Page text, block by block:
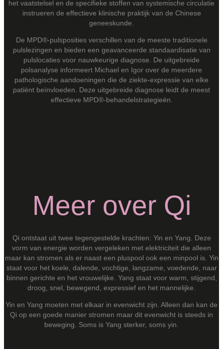
het vaatstelsel en de specifieke stoffen van systemische circulatie
instrueren de effectieve klinische praktijk van de Chinese
geneeskunde.
De MPD®-pulsposities verschillen van de meeste traditionele
pulslezingen en bieden een geavanceerde standaardisatie van
pulslocaties voor nauwkeurige diagnose. De uitgebreide
polsanalyse informeert Michael en Igor over de meerdere
pathologische aandoeningen die de ziekte-expressie van elke
patiënt beïnvloeden. Deze uitgebreide diagnose leidt de meest
effectieve MPD®-behandelstrategieën.
Meer over Qi
Qi ontstaat uit twee tegengestelde krachten: Yin en Yang. Deze
vorm van energie worden vergeleken met elektriciteit die alleen
maar kan stromen als er naast een pluspool ook een minpool is. Yin
staat voor het koele, dalende, vochtige, langzame, voedende, naar
binnen gerichte en het vrouwelijke. Yang staat voor warm, stijgend,
droog, snel, bewegend, expressief en het mannelijke.
Yin en Yang moeten met elkaar in evenwicht zijn. Alleen dan kan de
Qi op een goede manier stromen maar dit evenwicht is steeds in
beweging. Soms is Yang sterker, soms yin.